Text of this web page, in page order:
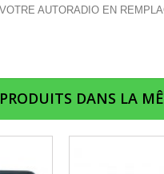
AUTORADIO EN
DANS LA